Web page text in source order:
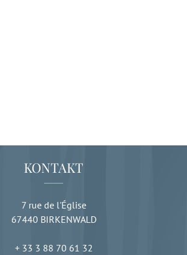
KONTAKT
7 rue de l'Église
67440 BIRKENWALD
+ 33 3 88 70 61 32